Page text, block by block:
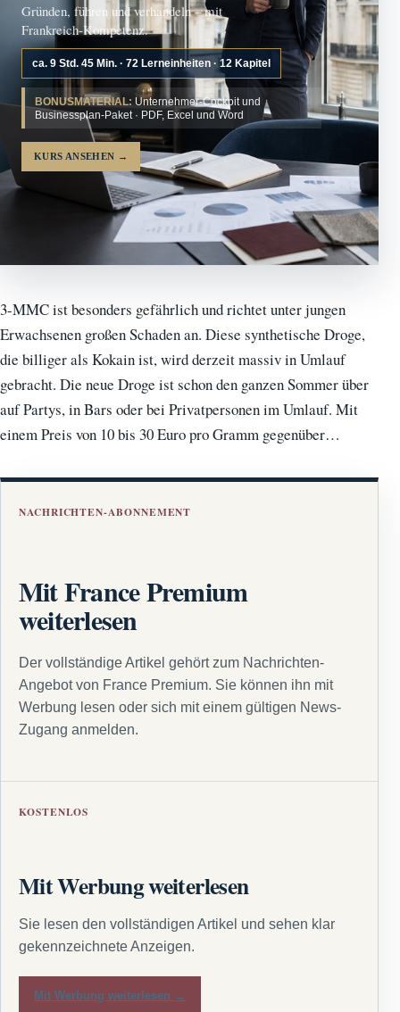
Gründen, führen und verhandeln – mit
Frankreich-Kompetenz.
ca. 9 Std. 45 Min. · 72 Lerneinheiten · 12 Kapitel
BONUSMATERIAL: Unternehmer-Cockpit und
Businessplan-Paket · PDF, Excel und Word
KURS ANSEHEN →
3-MMC ist besonders gefährlich und richtet unter jungen
Erwachsenen großen Schaden an. Diese synthetische Droge,
die billiger als Kokain ist, wird derzeit massiv in Umlauf
gebracht. Die neue Droge ist schon den ganzen Sommer über
auf Partys, in Bars oder bei Privatpersonen im Umlauf. Mit
einem Preis von 10 bis 30 Euro pro Gramm gegenüber…
NACHRICHTEN-ABONNEMENT
Mit France Premium
weiterlesen
Der vollständige Artikel gehört zum Nachrichten-
Angebot von France Premium. Sie können ihn mit
Werbung lesen oder sich mit einem gültigen News-
Zugang anmelden.
KOSTENLOS
Mit Werbung weiterlesen
Sie lesen den vollständigen Artikel und sehen klar
gekennzeichnete Anzeigen.
Mit Werbung weiterlesen →